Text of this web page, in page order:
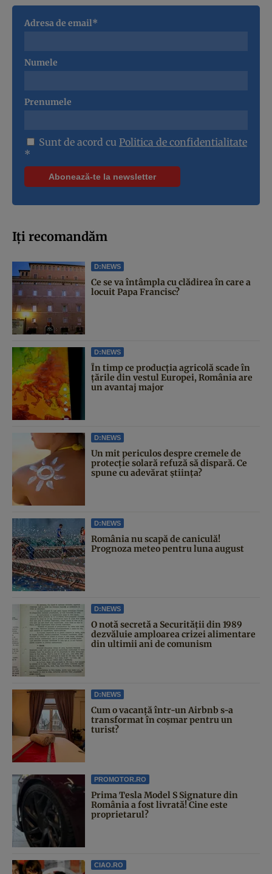
Adresa de email*
Numele
Prenumele
Sunt de acord cu Politica de confidentialitate
*
Iți recomandăm
D:NEWS
Ce se va întâmpla cu clădirea în care a
locuit Papa Francisc?
D:NEWS
În timp ce producția agricolă scade în
țările din vestul Europei, România are
un avantaj major
D:NEWS
Un mit periculos despre cremele de
protecție solară refuză să dispară. Ce
spune cu adevărat știința?
D:NEWS
România nu scapă de caniculă!
Prognoza meteo pentru luna august
D:NEWS
O notă secretă a Securității din 1989
dezvăluie amploarea crizei alimentare
din ultimii ani de comunism
D:NEWS
Cum o vacanță într-un Airbnb s-a
transformat în coșmar pentru un
turist?
PROMOTOR.RO
Prima Tesla Model S Signature din
România a fost livrată! Cine este
proprietarul?
CIAO.RO